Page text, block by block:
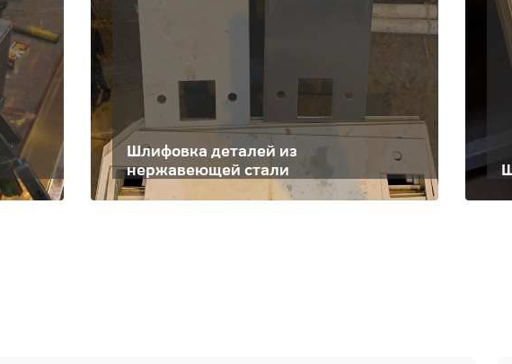
Шлифовка деталей из
нержавеющей стали